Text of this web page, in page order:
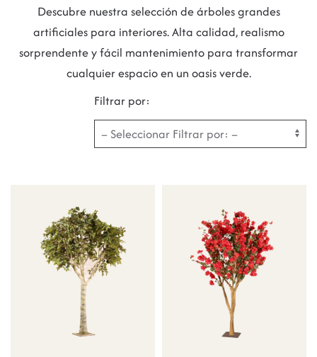
Descubre nuestra selección de árboles grandes
artificiales para interiores. Alta calidad, realismo
sorprendente y fácil mantenimiento para transformar
cualquier espacio en un oasis verde.
Filtrar por: